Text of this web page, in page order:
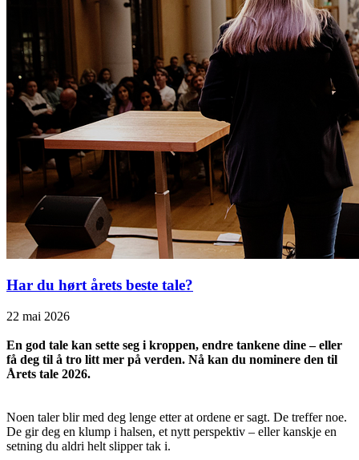
Har du hørt årets beste tale?
22 mai 2026
En god tale kan sette seg i kroppen, endre tankene dine – eller
få deg til å tro litt mer på verden. Nå kan du nominere den til
Årets tale 2026.
Noen taler blir med deg lenge etter at ordene er sagt. De treffer noe.
De gir deg en klump i halsen, et nytt perspektiv – eller kanskje en
setning du aldri helt slipper tak i.